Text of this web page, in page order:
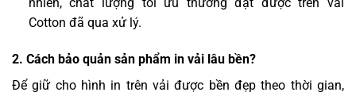
Cotton đã qua xử lý.
2. Cách bảo quản sản phẩm in vải lâu bền?
Để giữ cho hình in trên vải được bền đẹp theo thời gian,